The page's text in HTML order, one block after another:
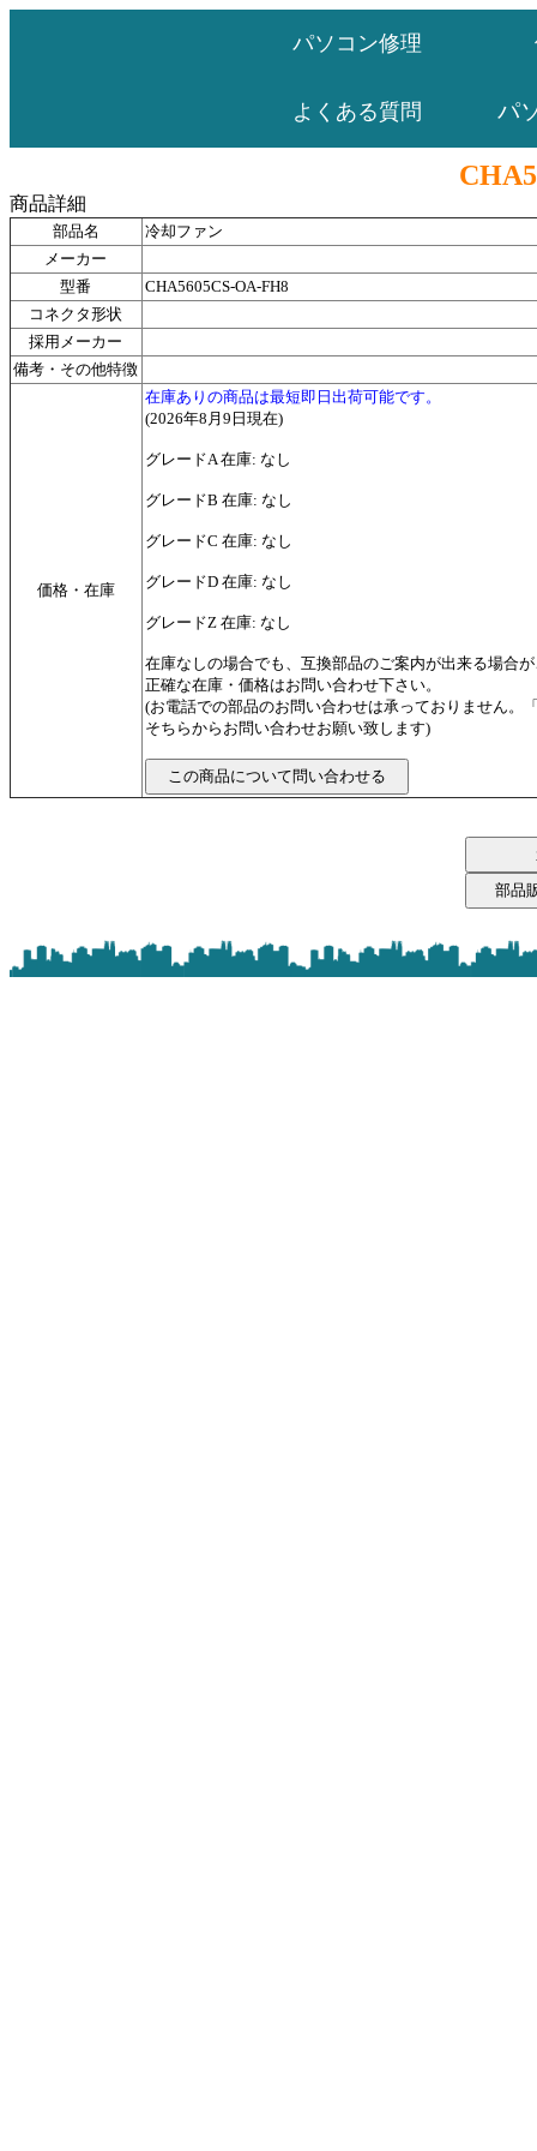
パソコン修理
よくある質問 パ
商品詳細
部品名
冷却ファン
メーカー
型番
CHA5605CS-OA-FH8
コネクタ形状
採用メーカー
備考・その他特徴
価格・在庫
在庫ありの商品は最短即日出荷可能です。
(2026年8月9日現在)
グレードA 在庫: なし
グレードB 在庫: なし
グレードC 在庫: なし
グレードD 在庫: なし
グレードZ 在庫: なし
在庫なしの場合でも、互換部品のご案内が出来る場合
正確な在庫・価格はお問い合わせ下さい。
(お電話での部品のお問い合わせは承っておりません。
そちらからお問い合わせお願い致します)